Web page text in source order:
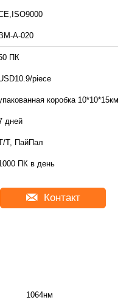
ВМ-А-020
ПК
piece
коробка 10*10*15км
дней
Т, ПайПал
ПК в день
Контакт
1064нм